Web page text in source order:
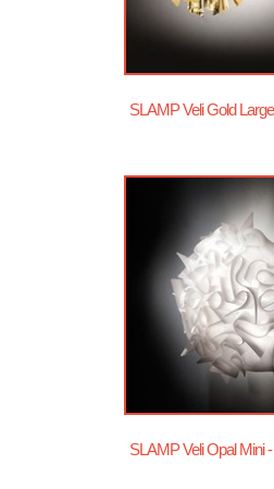
SLAMP Veli Gold
SLAMP Veli Opal Mini